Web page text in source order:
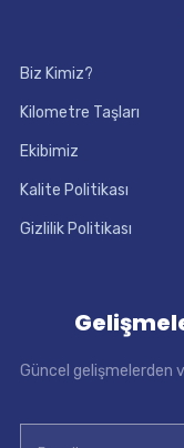
Biz Kimiz?
Kilometre Taşları
Ekibimiz
Kalite Politikası
Gizlilik Politikası
Güncel gelişmelerden